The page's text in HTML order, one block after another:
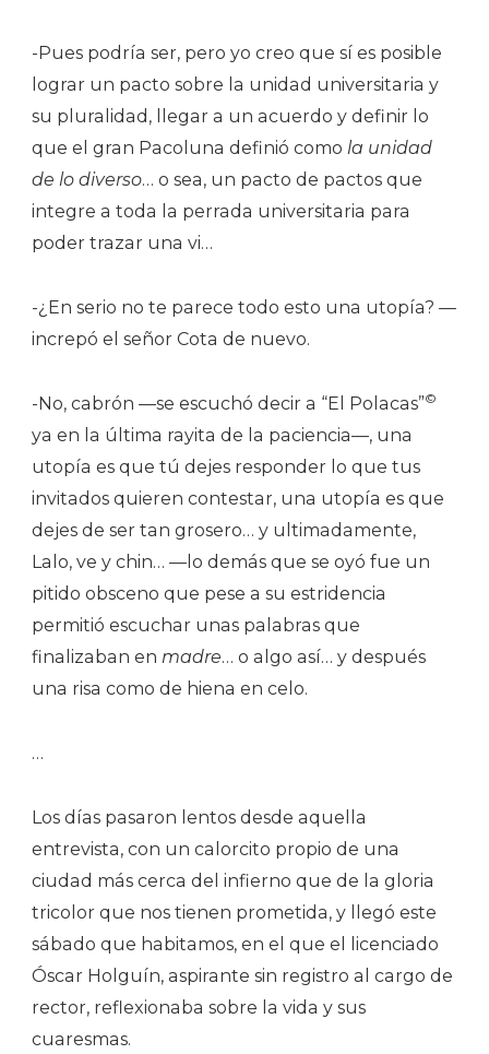
-Pues podría ser, pero yo creo que sí es posible
lograr un pacto sobre la unidad universitaria y
su pluralidad, llegar a un acuerdo y definir lo
que el gran Pacoluna definió como la unidad
de lo diverso… o sea, un pacto de pactos que
integre a toda la perrada universitaria para
poder trazar una vi…
-¿En serio no te parece todo esto una utopía? —
increpó el señor Cota de nuevo.
-No, cabrón —se escuchó decir a “El Polacas”©
ya en la última rayita de la paciencia—, una
utopía es que tú dejes responder lo que tus
invitados quieren contestar, una utopía es que
dejes de ser tan grosero… y ultimadamente,
Lalo, ve y chin… —lo demás que se oyó fue un
pitido obsceno que pese a su estridencia
permitió escuchar unas palabras que
finalizaban en madre… o algo así… y después
una risa como de hiena en celo.
…
Los días pasaron lentos desde aquella
entrevista, con un calorcito propio de una
ciudad más cerca del infierno que de la gloria
tricolor que nos tienen prometida, y llegó este
sábado que habitamos, en el que el licenciado
Óscar Holguín, aspirante sin registro al cargo de
rector, reflexionaba sobre la vida y sus
cuaresmas.